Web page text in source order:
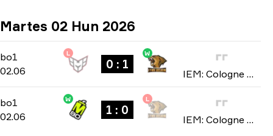
Martes 02 Hun 2026
bo1
bo1
02.06
L
0 : 1
W
IEM: Cologne Major 2026
bo1
bo1
02.06
W
1 : 0
L
IEM: Cologne Major 2026